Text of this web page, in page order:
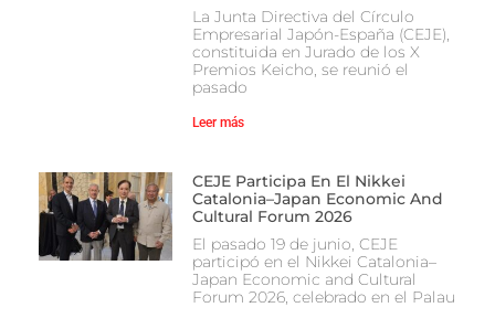
La Junta Directiva del Círculo
Empresarial Japón-España (CEJE),
constituida en Jurado de los X
Premios Keicho, se reunió el
pasado
Leer más
CEJE Participa En El Nikkei
Catalonia–Japan Economic And
Cultural Forum 2026
El pasado 19 de junio, CEJE
participó en el Nikkei Catalonia–
Japan Economic and Cultural
Forum 2026, celebrado en el Palau